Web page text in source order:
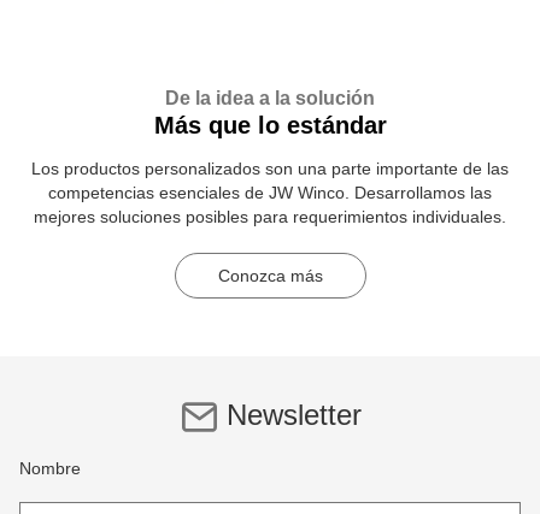
De la idea a la solución
Más que lo estándar
Los productos personalizados son una parte importante de las
competencias esenciales de JW Winco. Desarrollamos las
mejores soluciones posibles para requerimientos individuales.
Conozca más
Newsletter
Nombre